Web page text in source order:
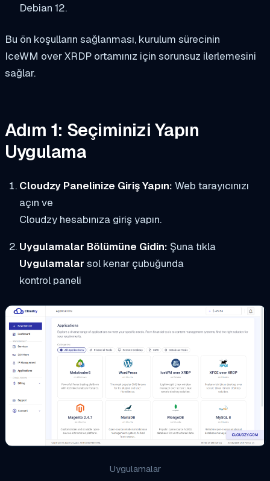
Debian 12.
Bu ön koşulların sağlanması, kurulum sürecinin
IceWM over XRDP ortamınız için sorunsuz ilerlemesini
sağlar.
Adım 1: Seçiminizi Yapın
Uygulama
Cloudzy Panelinize Giriş Yapın: Web tarayıcınızı
açın ve
Cloudzy hesabınıza giriş yapın.
Uygulamalar Bölümüne Gidin: Şuna tıkla
Uygulamalar sol kenar çubuğunda
kontrol paneli
Uygulamalar